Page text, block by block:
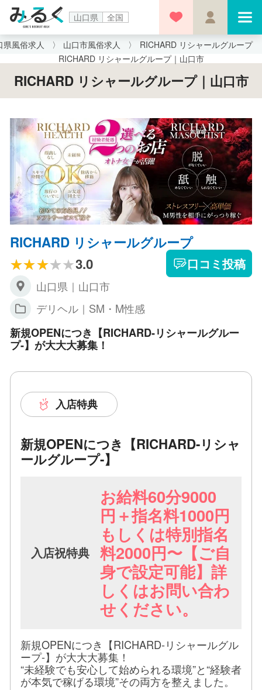
山口県 全国
県風俗求人 山口市風俗求人
RICHARD リシャールグループ
RICHARD リシャールグループ｜山口市
RICHARD リシャールグループ｜山口市
RICHARD リシャールグループ
3.0
口コミ投稿
山口県｜山口市
デリヘル｜SM・M性感
新規OPENにつき【RICHARD-リシャールグルー
プ-】が大大大募集！
入店特典
新規OPENにつき【RICHARD-リシャ
ールグループ-】
入店祝特典
お給料60分9000
円＋指名料1000円
もしくは特別指名
料2000円〜【ご自
身で設定可能】詳
しくはお問い合わ
せください。
新規OPENにつき【RICHARD-リシャールグル
ープ-】が大大大募集！
“未経験でも安心して始められる環境”と“経験者
が本気で稼げる環境”その両方を整えました。